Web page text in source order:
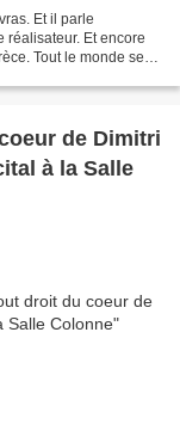
Et il parle
réalisateur. Et encore
Tout le monde se
de Dimitri
à la Salle